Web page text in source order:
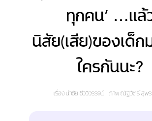
ทุกคน’ …แล้
นิสัย(เสีย)ของเด็ก
ใครกันนะ?
เรื่อง นำชัย ชีววิวรรธน์ ภาพ ณัฐวัตร์ สุพ